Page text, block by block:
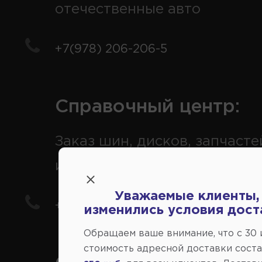
отечественные авто
+7(978) 206-206-5
Справочный центр:
Заказ шин, дисков,
иномарки
+7(978) 206-206-8
Уважаемые клиенты,
изменились условия
Обращаем ваше внимание, что c 30
стоимость адресной доставки